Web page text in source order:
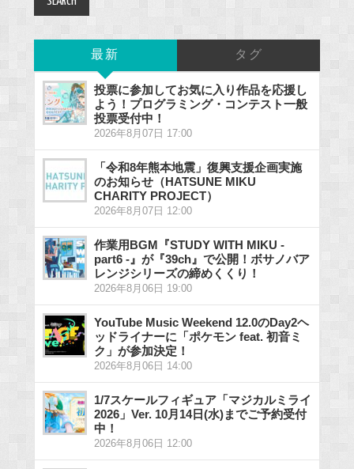
最新 タグ
投票に参加してお気に入り作品を応援し
よう！プログラミング・コンテスト一般
投票受付中！
2026年8月07日 17:00
「令和8年熊本地震」復興支援企画実施
のお知らせ（HATSUNE MIKU
CHARITY PROJECT）
2026年8月07日 12:00
作業用BGM『STUDY WITH MIKU -
part6 -』が『39ch』で公開！ボサノバア
レンジシリーズの締めくくり！
2026年8月06日 19:00
YouTube Music Weekend 12.0のDay2ヘ
ッドライナーに「ポケモン feat. 初音ミ
ク」が参加決定！
2026年8月06日 14:00
1/7スケールフィギュア「マジカルミライ
2026」Ver. 10月14日(水)までご予約受付
中！
2026年8月06日 12:00